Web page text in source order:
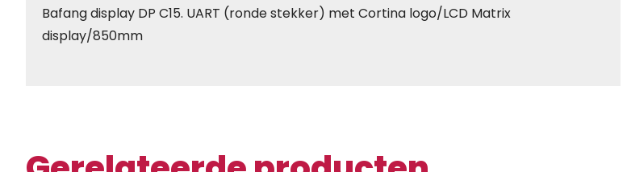
Bafang display DP C15. UART (ronde stekker) met Cortina logo/LCD Matrix
display/850mm